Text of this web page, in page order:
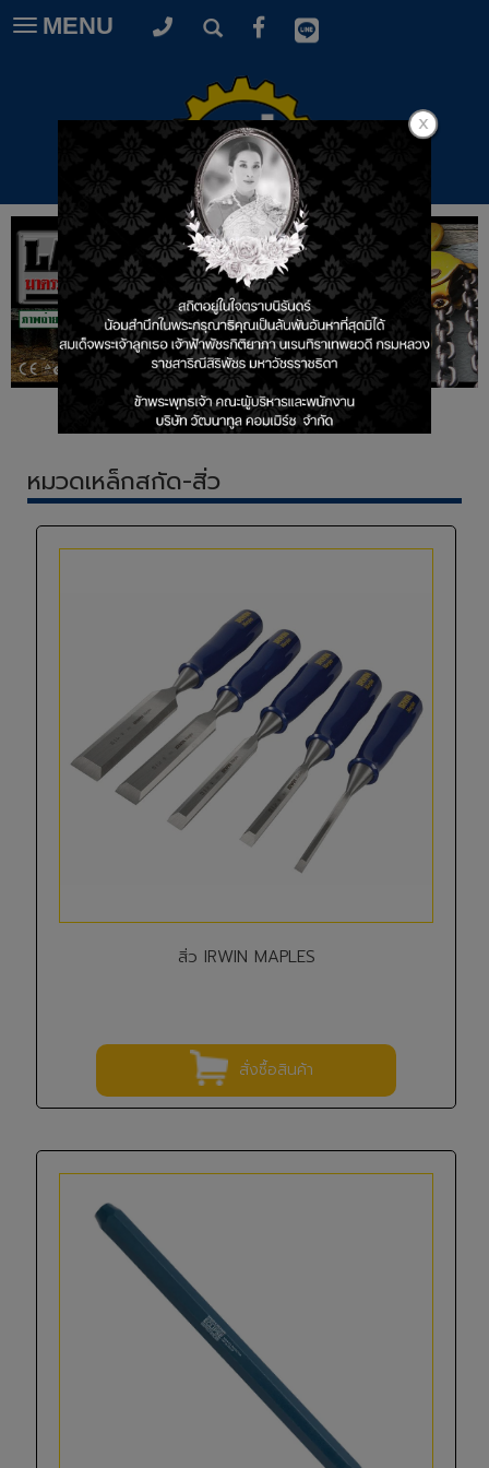
Toggle
MENU
หมวดเหล็กสกัด-สิ่ว
สิ่ว IRWIN MAPLES
สั่งซื้อสินค้า